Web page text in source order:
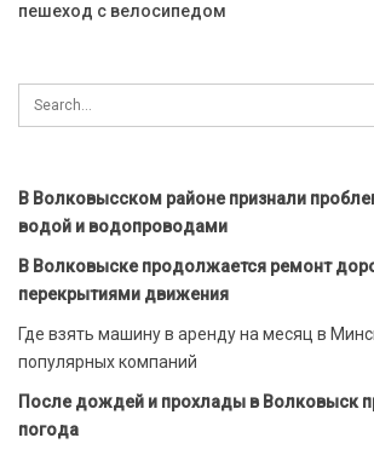
пешеход с велосипедом
В Волковысском районе признали
водой и водопроводами
В Волковыске продолжается ремонт
перекрытиями движения
Где взять машину в аренду на месяц в
популярных компаний
После дождей и прохлады в Волковыск
погода